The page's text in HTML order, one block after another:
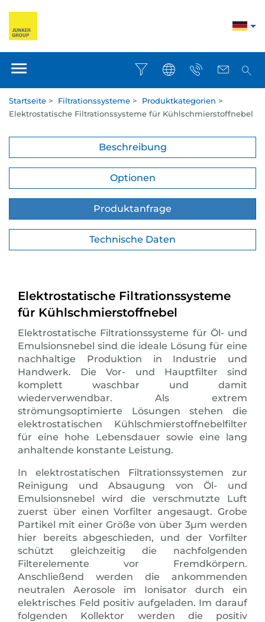
Startseite > Filtrationssysteme > Produktkategorien >
Elektrostatische Filtrationssysteme für Kühlschmierstoffnebel
Beschreibung
Optionen
Produktanfrage
Technische Daten
Elektrostatische Filtrationssysteme
für Kühlschmierstoffnebel
Elektrostatische Filtrationssysteme für Öl- und
Emulsionsnebel sind die ideale Lösung für eine
nachhaltige Produktion in Industrie und
Handwerk. Die Vor- und Hauptfilter sind
komplett waschbar und damit
wiederverwendbar. Als extrem
strömungsoptimierte Lösungen stehen die
elektrostatischen Kühlschmierstoffnebelfilter
für eine hohe Lebensdauer sowie eine lang
anhaltende konstante Leistung.
In elektrostatischen Filtrationssystemen zur
Reinigung und Absaugung von Öl- und
Emulsionsnebel wird die verschmutzte Luft
zuerst über einen Vorfilter angesaugt. Grobe
Partikel mit einer Größe von über 3µm werden
hier bereits abgeschieden, und der Vorfilter
schützt gleichzeitig die nachfolgenden
Filterelemente vor Fremdkörpern.
Anschließend werden die ankommenden
neutralen Aerosole im Ionisator durch ein
elektrisches Feld positiv aufgeladen. Im darauf
folgenden Kollektor werden die positiv